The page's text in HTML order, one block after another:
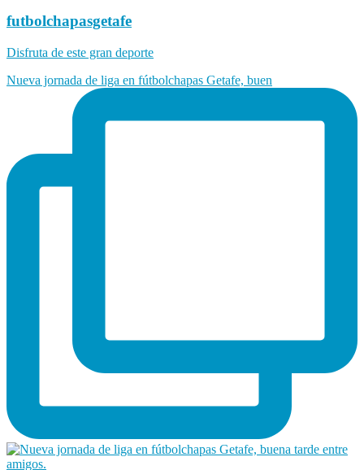
futbolchapasgetafe
Disfruta de este gran deporte
Nueva jornada de liga en fútbolchapas Getafe, buen